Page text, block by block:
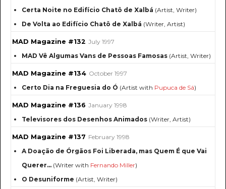
Certa Noite no Edifício Chatô de Xalbá (Artist, Writer)
De Volta ao Edifício Chatô de Xalbá (Writer, Artist)
MAD Magazine #132 July 1997
MAD Vê Algumas Vans de Pessoas Famosas (Artist, Writer)
MAD Magazine #134 October 1997
Certo Dia na Freguesia do Ó (Artist with Pupuca de Sá)
MAD Magazine #136 January 1998
Televisores dos Desenhos Animados (Writer, Artist)
MAD Magazine #137 February 1998
A Doação de Órgãos Foi Liberada, mas Quem É que Vai
Querer... (Writer with Fernando Miller)
O Desuniforme (Artist, Writer)